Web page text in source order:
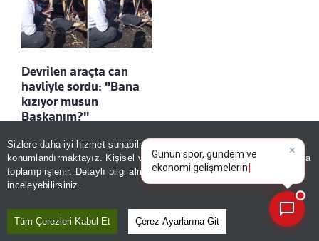
Sizlere daha iyi hizmet sunabilmek adına sitemizde
konumlandırmaktayız. Kişisel verileriniz, KVKK ve GDPR kapsamında
toplanıp işlenir. Detaylı bilgi almak içinAydınlatma Metnimizi
inceleyebilirsiniz.
Tüm Çerezleri Kabul Et Çerez Ayarlarına Git
Devrilen araçta can
havliyle sordu: "Bana
kızıyor musun
Başkanım?"
×
Günün spor, gündem ve
ekonomi gelişmelerini analiz
edin!